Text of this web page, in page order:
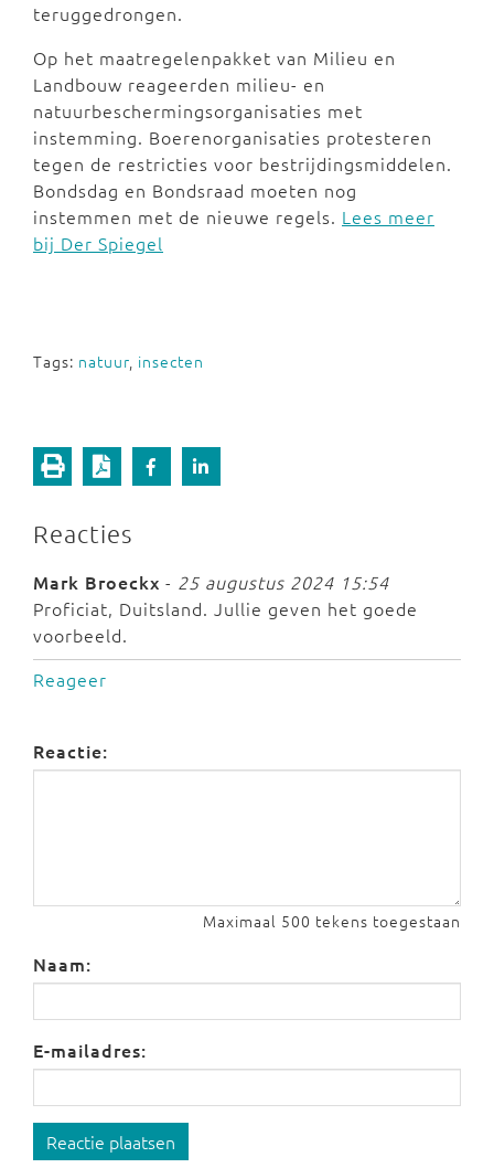
teruggedrongen.
Op het maatregelenpakket van Milieu en
Landbouw reageerden milieu- en
natuurbeschermingsorganisaties met
instemming. Boerenorganisaties protesteren
tegen de restricties voor bestrijdingsmiddelen.
Bondsdag en Bondsraad moeten nog
instemmen met de nieuwe regels. Lees meer
bij Der Spiegel
Tags: natuur, insecten
Reacties
Mark Broeckx - 25 augustus 2024 15:54
Proficiat, Duitsland. Jullie geven het goede
voorbeeld.
Reageer
Reactie:
Maximaal 500 tekens toegestaan
Naam:
E-mailadres:
Reactie plaatsen